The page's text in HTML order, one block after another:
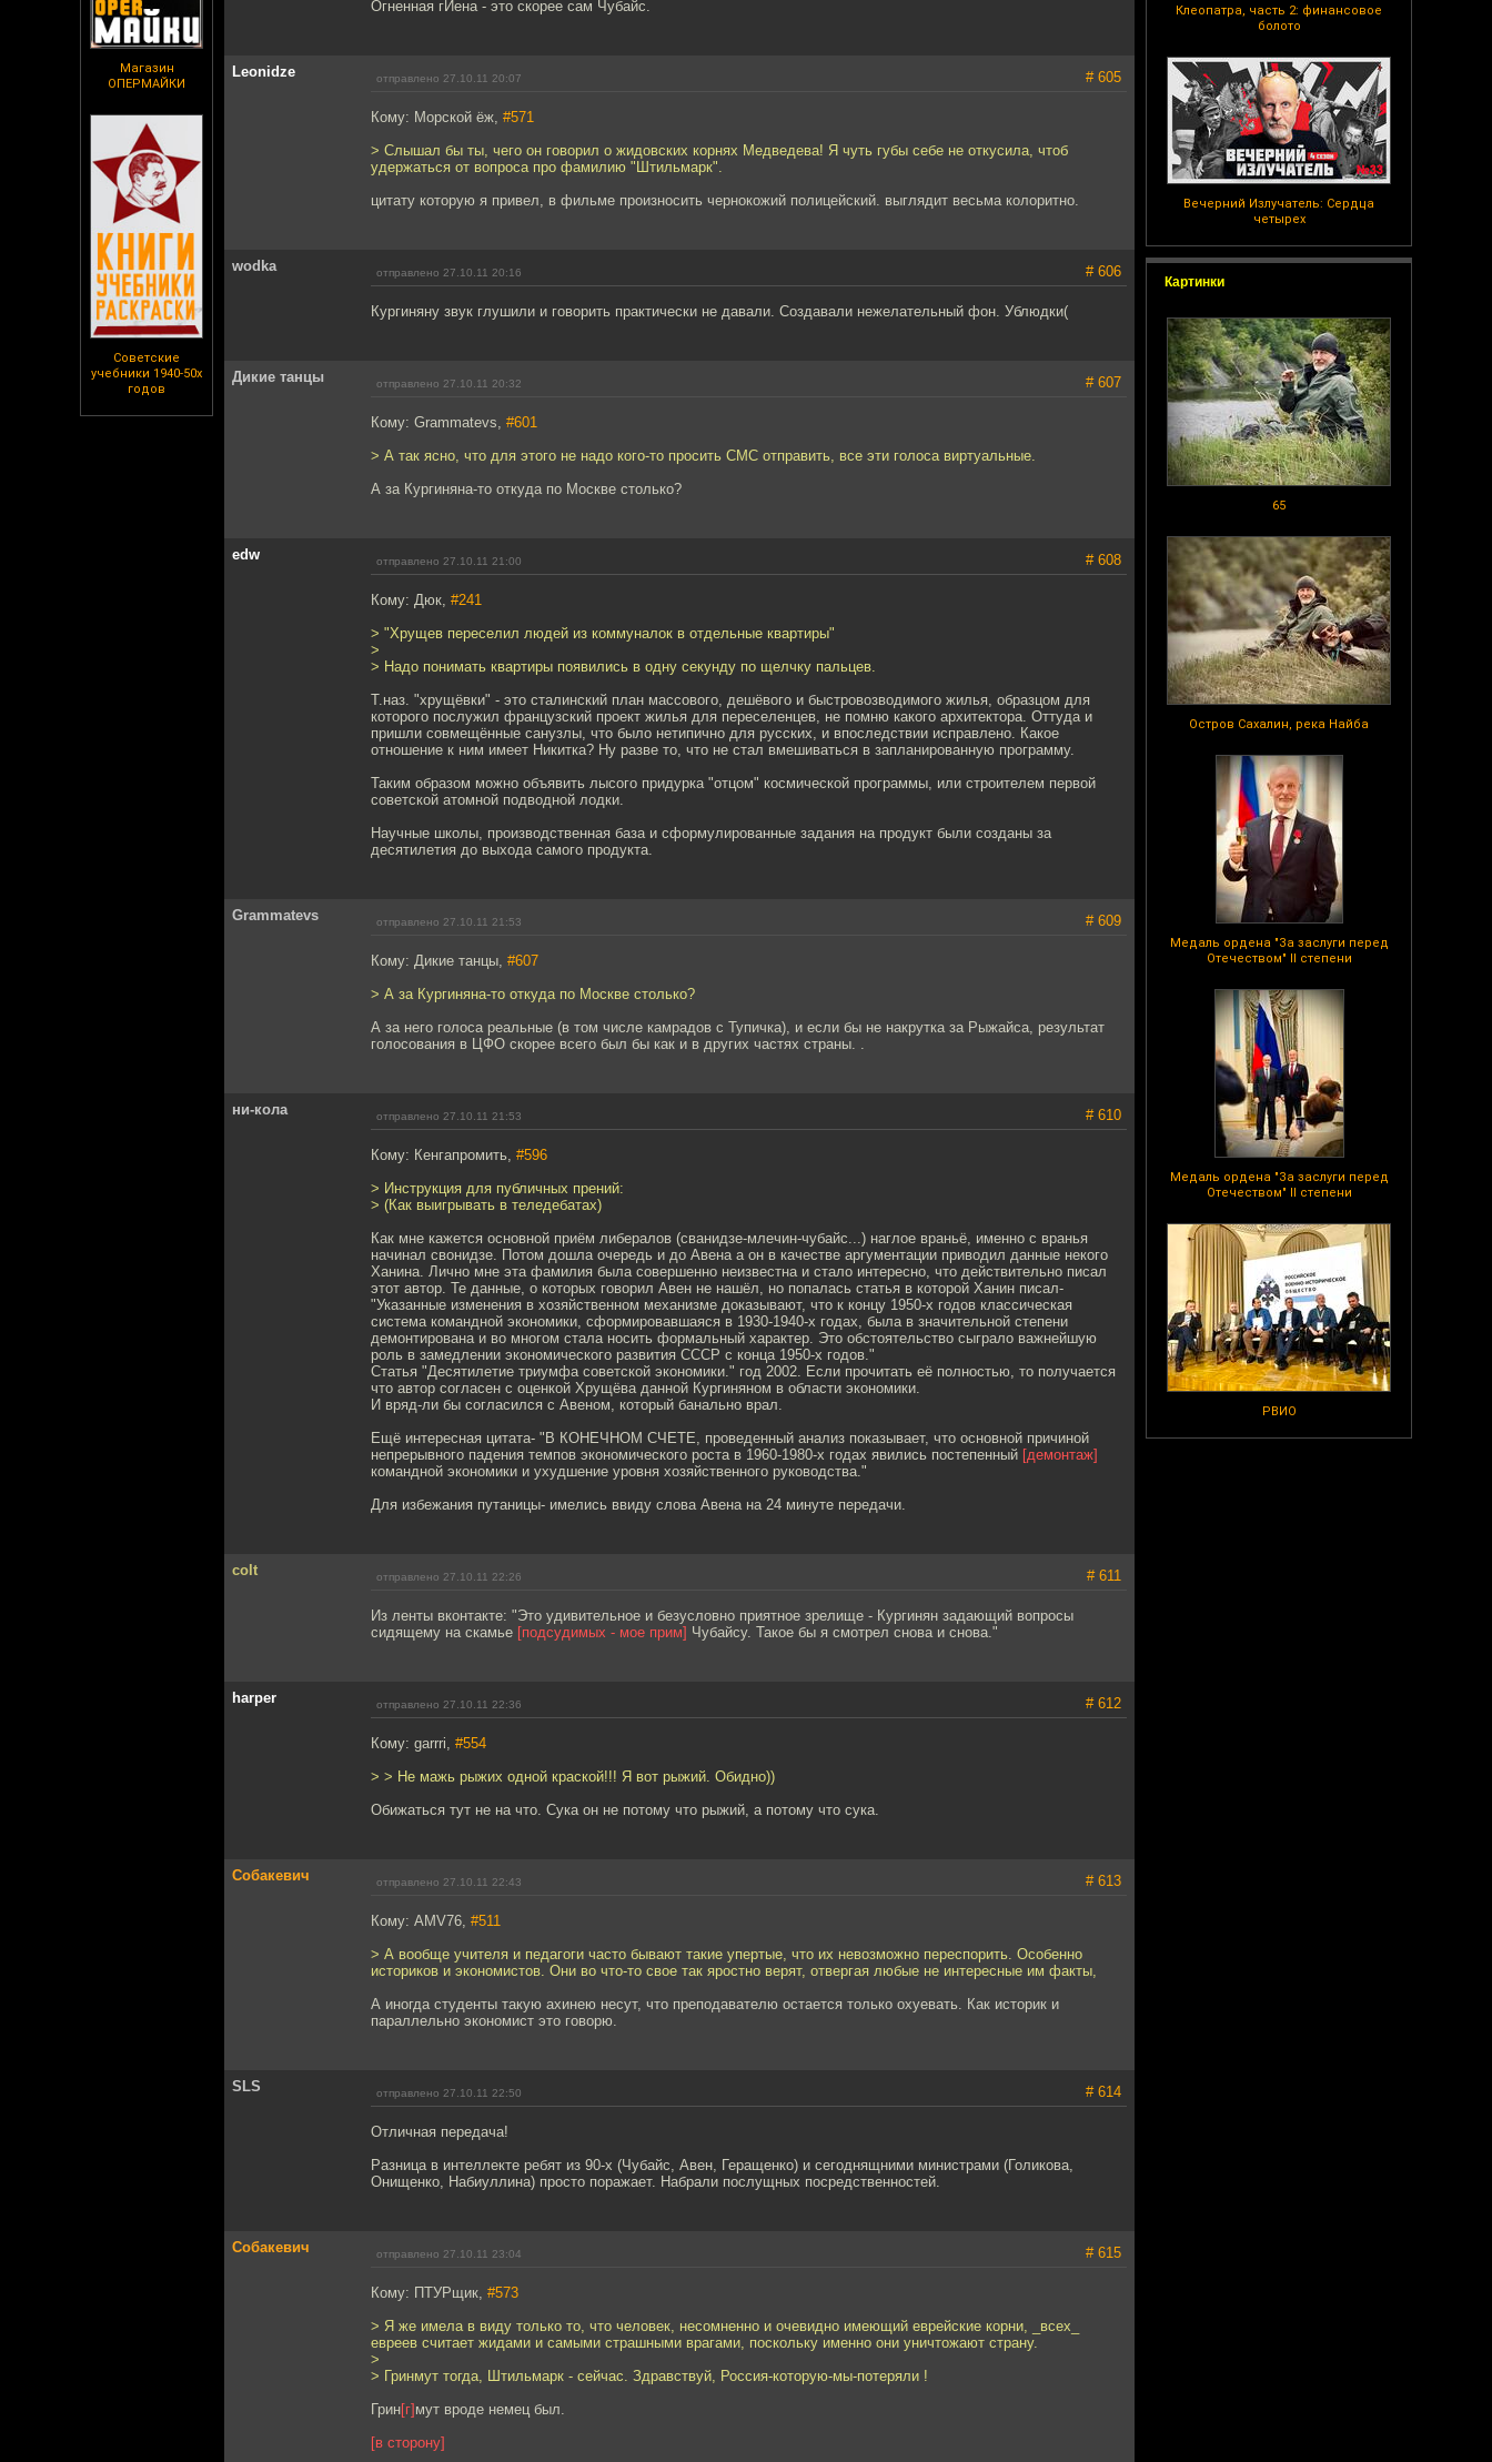
Магазин
ОПЕРМАЙКИ
Советские
учебники 1940-50х
годов
Клеопатра, часть 2: финансовое
болото
Вечерний Излучатель: Сердца
четырех
Картинки
65
Остров Сахалин, река Найба
Медаль ордена "За заслуги перед
Отечеством" II степени
Медаль ордена "За заслуги перед
Отечеством" II степени
РВИО
Огненная гИена - это скорее сам Чубайс.
Leonidze отправлено 27.10.11 20:07 # 605
Кому: Морской ёж, #571
> Слышал бы ты, чего он говорил о жидовских корнях Медведева! Я чуть губы себе не откусила, чтоб
удержаться от вопроса про фамилию "Штильмарк".
цитату которую я привел, в фильме произносить чернокожий полицейский. выглядит весьма колоритно.
wodka отправлено 27.10.11 20:16 # 606
Кургиняну звук глушили и говорить практически не давали. Создавали нежелательный фон. Ублюдки(
Дикие танцы отправлено 27.10.11 20:32 # 607
Кому: Grammatevs, #601
> А так ясно, что для этого не надо кого-то просить СМС отправить, все эти голоса виртуальные.
А за Кургиняна-то откуда по Москве столько?
edw отправлено 27.10.11 21:00 # 608
Кому: Дюк, #241
> "Хрущев переселил людей из коммуналок в отдельные квартиры"
>
> Надо понимать квартиры появились в одну секунду по щелчку пальцев.
Т.наз. "хрущёвки" - это сталинский план массового, дешёвого и быстровозводимого жилья, образцом для
которого послужил французский проект жилья для переселенцев, не помню какого архитектора. Оттуда и
пришли совмещённые санузлы, что было нетипично для русских, и впоследствии исправлено. Какое
отношение к ним имеет Никитка? Ну разве то, что не стал вмешиваться в запланированную программу.
Таким образом можно объявить лысого придурка "отцом" космической программы, или строителем первой
советской атомной подводной лодки.
Научные школы, производственная база и сформулированные задания на продукт были созданы за
десятилетия до выхода самого продукта.
Grammatevs отправлено 27.10.11 21:53 # 609
Кому: Дикие танцы, #607
> А за Кургиняна-то откуда по Москве столько?
А за него голоса реальные (в том числе камрадов с Тупичка), и если бы не накрутка за Рыжайса, результат
голосования в ЦФО скорее всего был бы как и в других частях страны. .
ни-кола отправлено 27.10.11 21:53 # 610
Кому: Кенгапромить, #596
> Инструкция для публичных прений:
> (Как выигрывать в теледебатах)
Как мне кажется основной приём либералов (сванидзе-млечин-чубайс...) наглое враньё, именно с вранья
начинал свонидзе. Потом дошла очередь и до Авена а он в качестве аргументации приводил данные некого
Ханина. Лично мне эта фамилия была совершенно неизвестна и стало интересно, что действительно писал
этот автор. Те данные, о которых говорил Авен не нашёл, но попалась статья в которой Ханин писал-
"Указанные изменения в хозяйственном механизме доказывают, что к концу 1950-х годов классическая
система командной экономики, сформировавшаяся в 1930-1940-х годах, была в значительной степени
демонтирована и во многом стала носить формальный характер. Это обстоятельство сыграло важнейшую
роль в замедлении экономического развития СССР с конца 1950-х годов."
Статья "Десятилетие триумфа советской экономики." год 2002. Если прочитать её полностью, то получается
что автор согласен с оценкой Хрущёва данной Кургиняном в области экономики.
И вряд-ли бы согласился с Авеном, который банально врал.
Ещё интересная цитата- "В КОНЕЧНОМ СЧЕТЕ, проведенный анализ показывает, что основной причиной
непрерывного падения темпов экономического роста в 1960-1980-х годах явились постепенный [демонтаж]
командной экономики и ухудшение уровня хозяйственного руководства."
Для избежания путаницы- имелись ввиду слова Авена на 24 минуте передачи.
colt отправлено 27.10.11 22:26 # 611
Из ленты вконтакте: "Это удивительное и безусловно приятное зрелище - Кургинян задающий вопросы
сидящему на скамье [подсудимых - мое прим] Чубайсу. Такое бы я смотрел снова и снова."
harper отправлено 27.10.11 22:36 # 612
Кому: garrri, #554
> > Не мажь рыжих одной краской!!! Я вот рыжий. Обидно))
Обижаться тут не на что. Сука он не потому что рыжий, а потому что сука.
Собакевич отправлено 27.10.11 22:43 # 613
Кому: AMV76, #511
> А вообще учителя и педагоги часто бывают такие упертые, что их невозможно переспорить. Особенно
историков и экономистов. Они во что-то свое так яростно верят, отвергая любые не интересные им факты,
А иногда студенты такую ахинею несут, что преподавателю остается только охуевать. Как историк и
параллельно экономист это говорю.
SLS отправлено 27.10.11 22:50 # 614
Отличная передача!
Разница в интеллекте ребят из 90-х (Чубайс, Авен, Геращенко) и сегоднящними министрами (Голикова,
Онищенко, Набиуллина) просто поражает. Набрали послущных посредственностей.
Собакевич отправлено 27.10.11 23:04 # 615
Кому: ПТУРщик, #573
> Я же имела в виду только то, что человек, несомненно и очевидно имеющий еврейские корни, _всех_
евреев считает жидами и самыми страшными врагами, поскольку именно они уничтожают страну.
>
> Гринмут тогда, Штильмарк - сейчас. Здравствуй, Россия-которую-мы-потеряли !
Грин[г] мут вроде немец был.
[в сторону]